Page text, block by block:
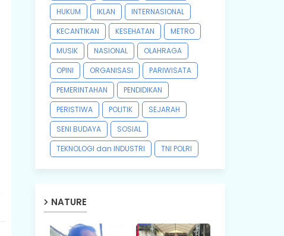
HUKUM
IKLAN
INTERNASIONAL
KECANTIKAN
KESEHATAN
METRO
MUSIK
NASIONAL
OLAHRAGA
OPINI
ORGANISASI
PARIWISATA
PEMERINTAHAN
PENDIDIKAN
PERISTIWA
POLITIK
SEJARAH
SENI BUDAYA
SOSIAL
TEKNOLOGI dan INDUSTRI
TNI POLRI
NATURE